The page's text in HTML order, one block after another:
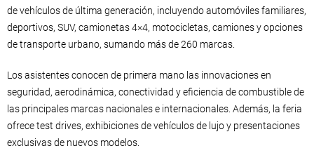
de vehículos de última generación, incluyendo automóviles familiares,
deportivos, SUV, camionetas 4×4, motocicletas, camiones y opciones
de transporte urbano, sumando más de 260 marcas.
Los asistentes conocen de primera mano las innovaciones en
seguridad, aerodinámica, conectividad y eficiencia de combustible de
las principales marcas nacionales e internacionales. Además, la feria
ofrece test drives, exhibiciones de vehículos de lujo y presentaciones
exclusivas de nuevos modelos.